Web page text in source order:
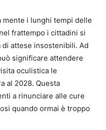
mente i lunghi tempi delle
frattempo i cittadini si
attese insostenibili. Ad
significare attendere
oculistica le
al 2028. Questa
a rinunciare alle cure
quando ormai è troppo